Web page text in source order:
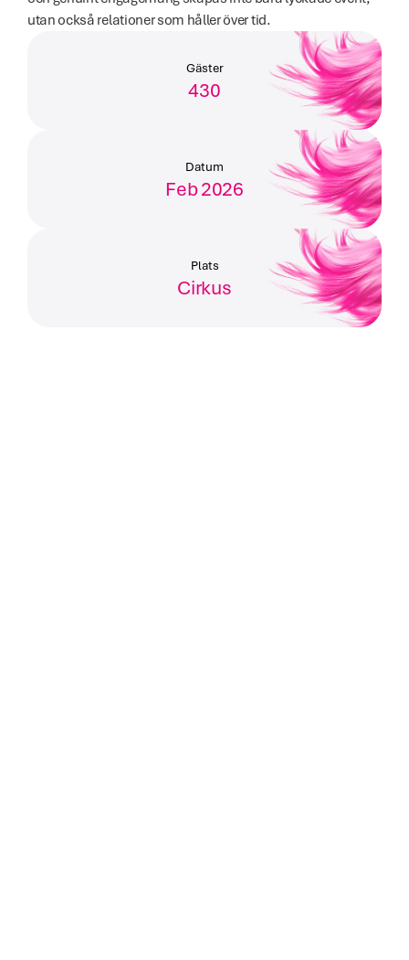
utan också relationer som håller över tid.
Gäster
430
Datum
Feb 2026
Plats
Cirkus